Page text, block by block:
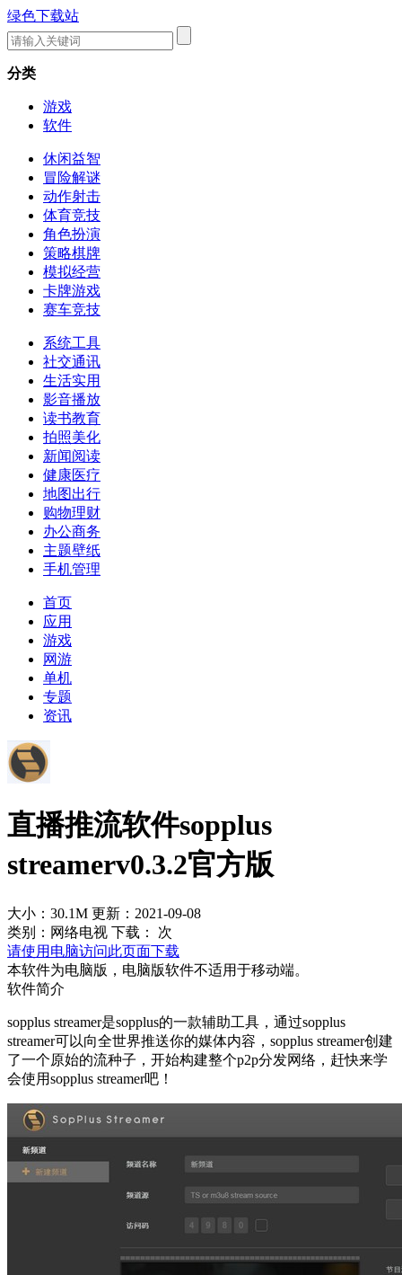
绿色下载站
分类
游戏
软件
休闲益智
冒险解谜
动作射击
体育竞技
角色扮演
策略棋牌
模拟经营
卡牌游戏
赛车竞技
系统工具
社交通讯
生活实用
影音播放
读书教育
拍照美化
新闻阅读
健康医疗
地图出行
购物理财
办公商务
主题壁纸
手机管理
首页
应用
游戏
网游
单机
专题
资讯
直播推流软件sopplus
streamerv0.3.2官方版
大小：30.1M 更新：2021-09-08
类别：网络电视 下载：
次
请使用电脑访问此页面下载
本软件为电脑版，电脑版软件不适用于移动端。
软件简介
sopplus streamer是sopplus的一款辅助工具，通过sopplus
streamer可以向全世界推送你的媒体内容，sopplus streamer创建
了一个原始的流种子，开始构建整个p2p分发网络，赶快来学
会使用sopplus streamer吧！